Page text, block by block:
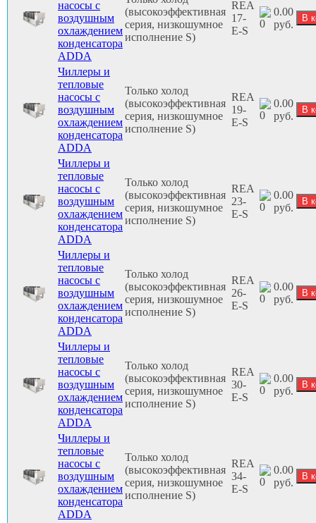
насосы с
воздушным
охлаждением
конденсатора
ADDA
(высокоэффективная
серия, низкошумное
исполнение S)
REA
17-
E-S
0.00
руб.
Чиллеры и
тепловые
насосы с
воздушным
охлаждением
конденсатора
ADDA
Только холод
(высокоэффективная
серия, низкошумное
исполнение S)
REA
19-
E-S
0.00
руб.
Чиллеры и
тепловые
насосы с
воздушным
охлаждением
конденсатора
ADDA
Только холод
(высокоэффективная
серия, низкошумное
исполнение S)
REA
23-
E-S
0.00
руб.
Чиллеры и
тепловые
насосы с
воздушным
охлаждением
конденсатора
ADDA
Только холод
(высокоэффективная
серия, низкошумное
исполнение S)
REA
26-
E-S
0.00
руб.
Чиллеры и
тепловые
насосы с
воздушным
охлаждением
конденсатора
ADDA
Только холод
(высокоэффективная
серия, низкошумное
исполнение S)
REA
30-
E-S
0.00
руб.
Чиллеры и
тепловые
насосы с
воздушным
охлаждением
конденсатора
ADDA
Только холод
(высокоэффективная
серия, низкошумное
исполнение S)
REA
34-
E-S
0.00
руб.